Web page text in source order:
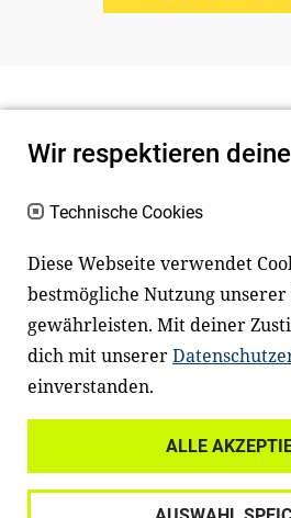
Newsletter
Facebook
Datenschutz
Wir respektieren
Technische Cookies
Diese Webseite verwendet
bestmögliche Nutzung unserer
gewährleisten. Mit deiner
dich mit unserer
einverstanden.
ALLE